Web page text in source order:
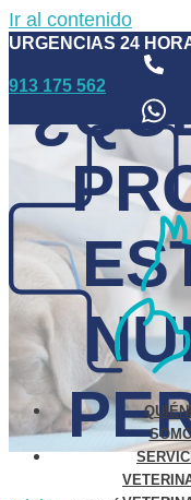
Ir al contenido
URGENCIAS 24
913 175 562